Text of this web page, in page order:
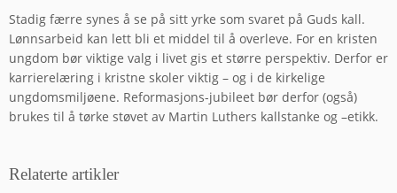
Stadig færre synes å se på sitt yrke som svaret på Guds kall.
Lønnsarbeid kan lett bli et middel til å overleve. For en kristen
ungdom bør viktige valg i livet gis et større perspektiv. Derfor er
karrierelæring i kristne skoler viktig – og i de kirkelige
ungdomsmiljøene. Reformasjons-jubileet bør derfor (også)
brukes til å tørke støvet av Martin Luthers kallstanke og –etikk.
Relaterte artikler